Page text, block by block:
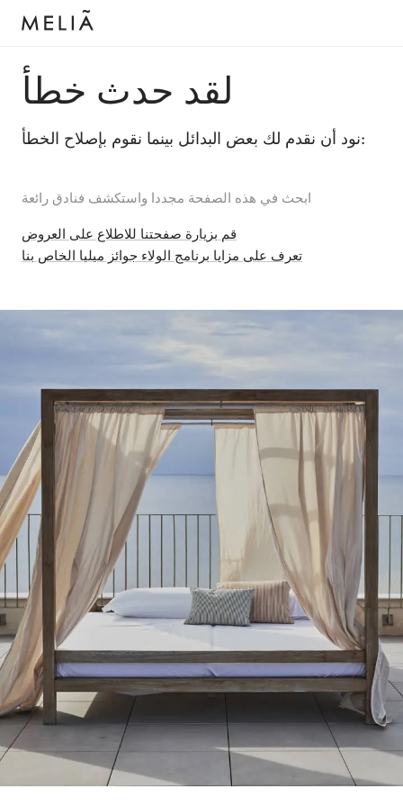
لقد حدث خطأ
نود أن نقدم لك بعض البدائل بينما نقوم بإصلاح الخطأ:
ابحث في هذه الصفحة مجددا واستكشف فنادق رائعة
قم بزيارة صفحتنا للاطلاع على العروض
تعرف على مزايا برنامج الولاء جوائز ميليا الخاص بنا